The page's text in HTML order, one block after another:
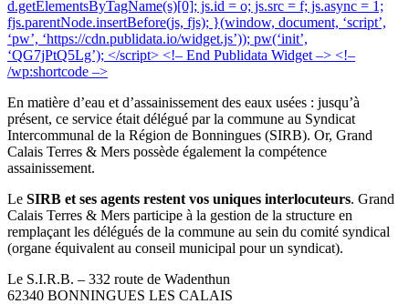
d.getElementsByTagName(s)[0]; js.id = o; js.src = f; js.async = 1;
fjs.parentNode.insertBefore(js, fjs); }(window, document, ‘script’,
‘pw’, ‘https://cdn.publidata.io/widget.js’)); pw(‘init’,
‘QG7jPtQ5Lg’); </script> <!– End Publidata Widget –> <!–
/wp:shortcode –>
En matière d’eau et d’assainissement des eaux usées : jusqu’à
présent, ce service était délégué par la commune au Syndicat
Intercommunal de la Région de Bonningues (SIRB). Or, Grand
Calais Terres & Mers possède également la compétence
assainissement.
Le SIRB et ses agents restent vos uniques interlocuteurs. Grand
Calais Terres & Mers participe à la gestion de la structure en
remplaçant les délégués de la commune au sein du comité syndical
(organe équivalent au conseil municipal pour un syndicat).
Le S.I.R.B. – 332 route de Wadenthun
62340 BONNINGUES LES CALAIS